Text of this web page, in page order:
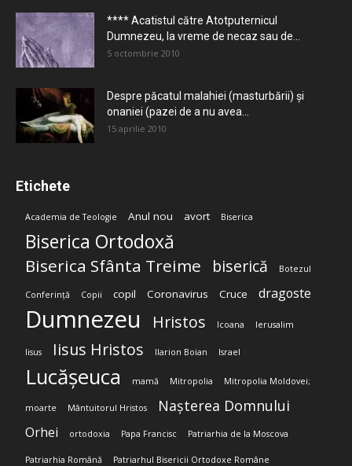
**** Acatistul către Atotputernicul
Dumnezeu, la vreme de necaz sau de...
5 octombrie 2010
Despre păcatul malahiei (masturbării) şi
onaniei (pazei de a nu avea...
15 aprilie 2010
Etichete
Academia de Teologie Anul nou avort Biserica
Biserica Ortodoxă
Biserica Sfânta Treime biserică Botezul
Conferință Copii copil Coronavirus Cruce dragoste
Dumnezeu Hristos Icoana Ierusalim
Iisus Iisus Hristos Ilarion Boian Israel
Lucășeuca mamă Mitropolia Mitropolia Moldovei;
moarte Mântuitorul Hristos Nașterea Domnului
Orhei ortodoxia Papa Francisc Patriarhia de la Moscova
Patriarhia Română Patriarhul Bisericii Ortodoxe Române